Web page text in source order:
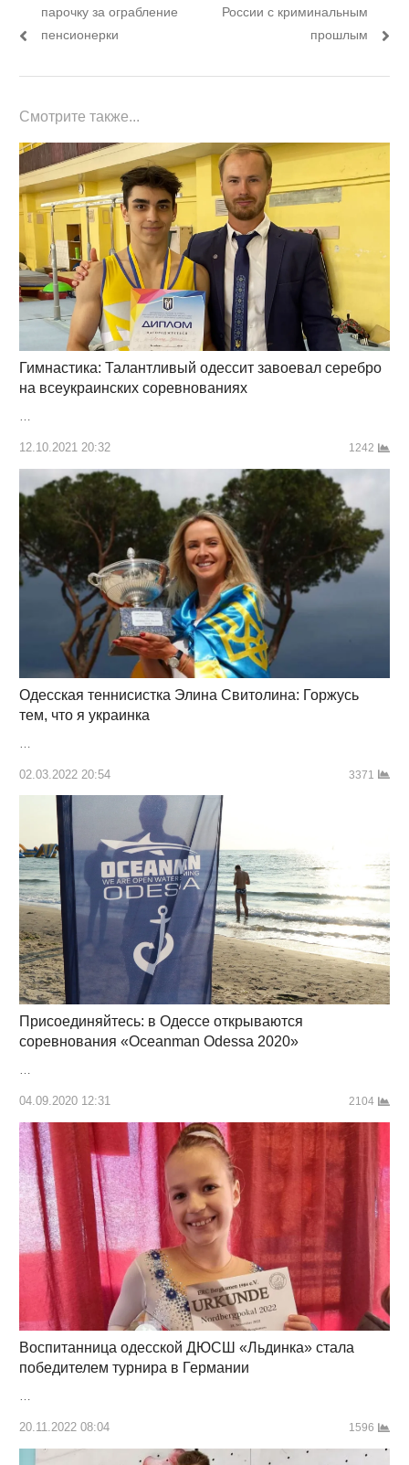
записям
парочку за ограбление
пенсионерки
России с криминальным
прошлым
Смотрите также...
Гимнастика: Талантливый одессит завоевал серебро
на всеукраинских соревнованиях
12.10.2021 20:32 1242
Одесская теннисистка Элина Свитолина: Горжусь
тем, что я украинка
02.03.2022 20:54 3371
Присоединяйтесь: в Одессе открываются
соревнования «Oceanman Odessa 2020»
04.09.2020 12:31 2104
Воспитанница одесской ДЮСШ «Льдинка» стала
победителем турнира в Германии
…
20.11.2022 08:04 1596